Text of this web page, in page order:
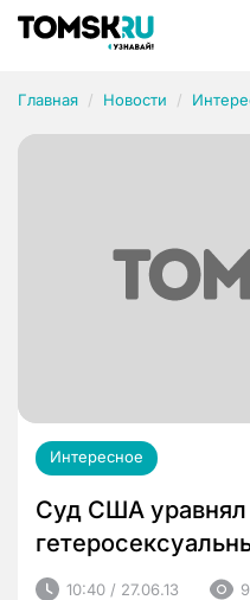
Главная Новости
Интересное
Суд США уравнял
10:40 / 27.06.13